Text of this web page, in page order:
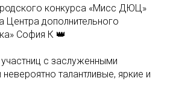
конкурса «Мисс ДЮЦ»
Центра дополнительного
София К 👑
с заслуженными
талантливые, яркие и